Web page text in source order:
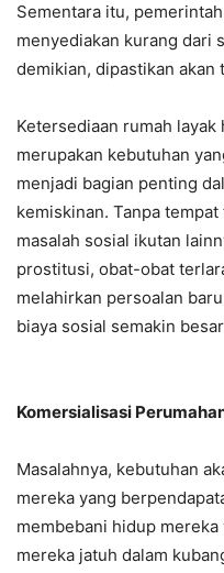
Sementara itu,
menyediakan kurang dari
demikian, dipastikan
Ketersediaan rumah
merupakan kebutuhan
menjadi bagian penting
kemiskinan. Tanpa
masalah sosial ikutan
prostitusi, obat-obat
melahirkan persoalan
biaya sosial semakin
Komersialisasi
Masalahnya, kebutuhan
mereka yang
membebani hidup
mereka jatuh dalam